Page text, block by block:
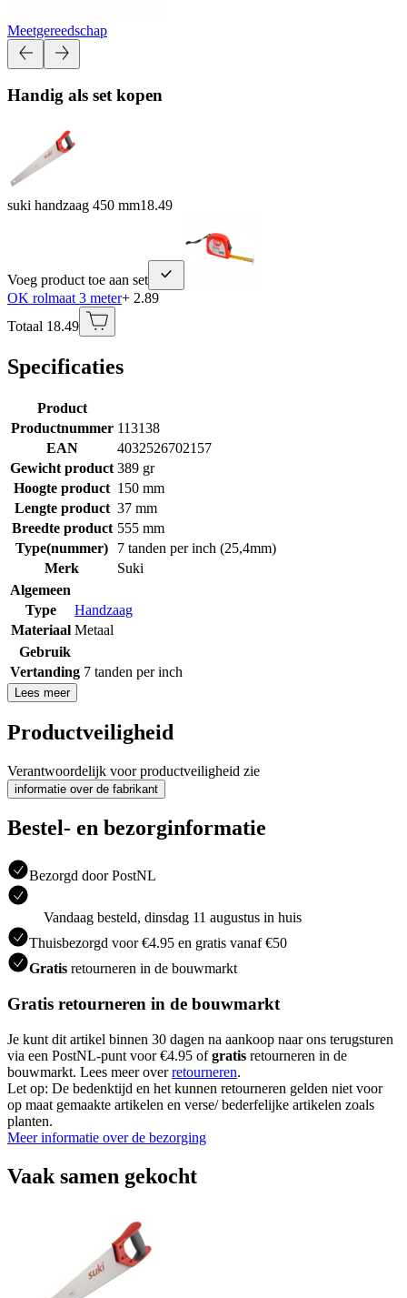
Meetgereedschap
Handig als set kopen
suki handzaag 450 mm18.49
Voeg product toe aan set
OK rolmaat 3 meter+ 2.89
Totaal 18.49
Specificaties
Product
Productnummer 113138
EAN
4032526702157
Gewicht product 389 gr
Hoogte product 150 mm
Lengte product 37 mm
Breedte product 555 mm
Type(nummer)
7 tanden per inch (25,4mm)
Merk
Suki
Algemeen
Type
Handzaag
Materiaal Metaal
Gebruik
Vertanding 7 tanden per inch
Lees meer
Productveiligheid
Verantwoordelijk voor productveiligheid zie
informatie over de fabrikant
Bestel- en bezorginformatie
Bezorgd door PostNL
Vandaag besteld, dinsdag 11 augustus in huis
Thuisbezorgd voor €4.95 en gratis vanaf €50
Gratis retourneren in de bouwmarkt
Gratis retourneren in de bouwmarkt
Je kunt dit artikel binnen 30 dagen na aankoop naar ons terugsturen
via een PostNL-punt voor €4.95 ofgratis retourneren in de
bouwmarkt. Lees meer overretourneren.
Let op: De bedenktijd en het kunnen retourneren gelden niet voor
op maat gemaakte artikelen en verse/ bederfelijke artikelen zoals
planten.
Meer informatie over de bezorging
Vaak samen gekocht